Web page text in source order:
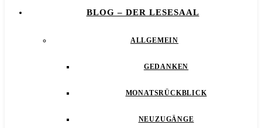
BLOG – DER LESESAAL
ALLGEMEIN
GEDANKEN
MONATSRÜCKBLICK
NEUZUGÄNGE